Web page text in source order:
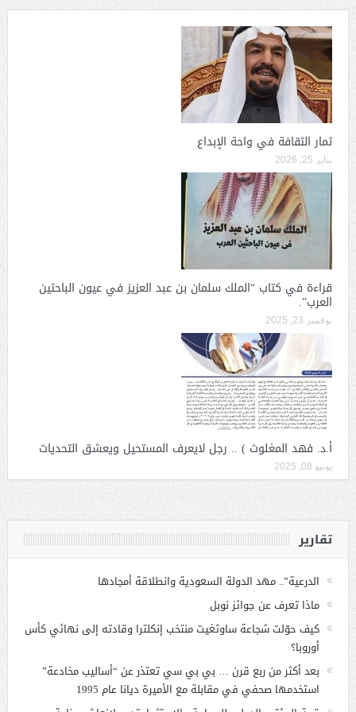
ثمار الثقافة في واحة الإبداع
يناير 25, 2026
قراءة في كتاب “الملك سلمان بن عبد العزيز في عيون الباحثين
العرب”.
نوفمبر 23, 2025
أ.د. فهد المغلوث ) .. رجل لايعرف المستحيل ويعشق التحديات
يونيو 08, 2025
تقارير
الدرعية”.. مهد الدولة السعودية وانطلاقة أمجادها
ماذا تعرف عن جوائز نوبل
كيف حوّلت شجاعة ساوثغيت منتخب إنكلترا وقادته إلى نهائي كأس
أوروبا؟
بعد أكثر من ربع قرن … بي بي سي تعتذر عن “أساليب مخادعة”
استخدمها صحفي في مقابلة مع الأميرة ديانا عام 1995